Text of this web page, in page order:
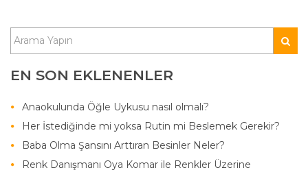
EN SON EKLENENLER
Anaokulunda Öğle Uykusu nasıl olmalı?
Her İstediğinde mi yoksa Rutin mi Beslemek Gerekir?
Baba Olma Şansını Arttıran Besinler Neler?
Renk Danışmanı Oya Komar ile Renkler Üzerine